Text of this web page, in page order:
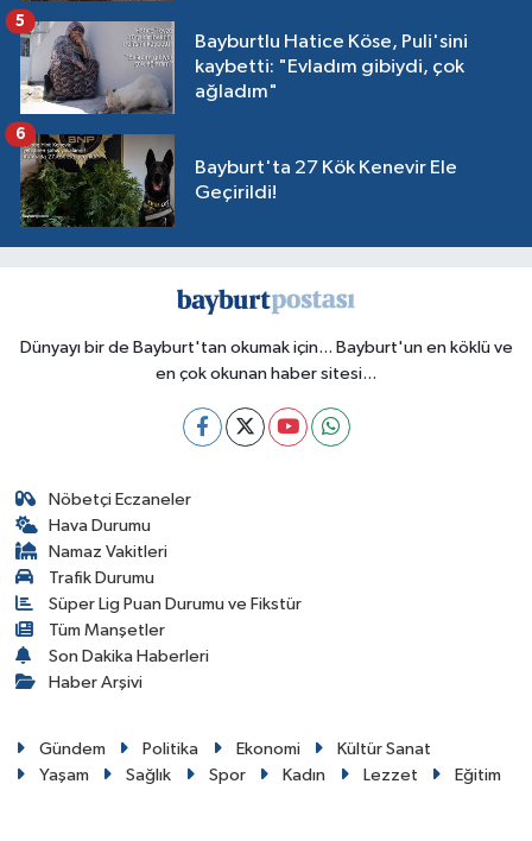
Bayburtlu Hatice Köse, Puli'sini
kaybetti: "Evladım gibiydi, çok
ağladım"
5
Bayburt'ta 27 Kök Kenevir Ele
Geçirildi!
6
Dünyayı bir de Bayburt'tan okumak için... Bayburt'un en köklü ve
en çok okunan haber sitesi...
Nöbetçi Eczaneler
Hava Durumu
Namaz Vakitleri
Trafik Durumu
Süper Lig Puan Durumu ve Fikstür
Tüm Manşetler
Son Dakika Haberleri
Haber Arşivi
Gündem Politika Ekonomi
Kültür Sanat
Yaşam
Sağlık Spor Kadın Lezzet Eğitim